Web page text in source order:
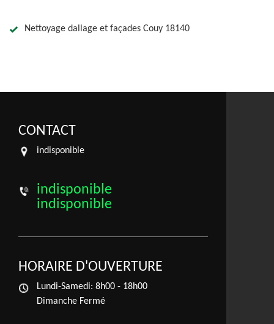
Nettoyage dallage et façades Couy 18140
CONTACT
indisponible
indisponible
indisponible
HORAIRE D'OUVERTURE
Lundi-Samedi: 8h00 - 18h00
Dimanche Fermé